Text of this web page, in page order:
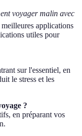
voyager malin avec
applications
utiles pour
sur l'essentiel, en
le stress et les
?
en préparant vos